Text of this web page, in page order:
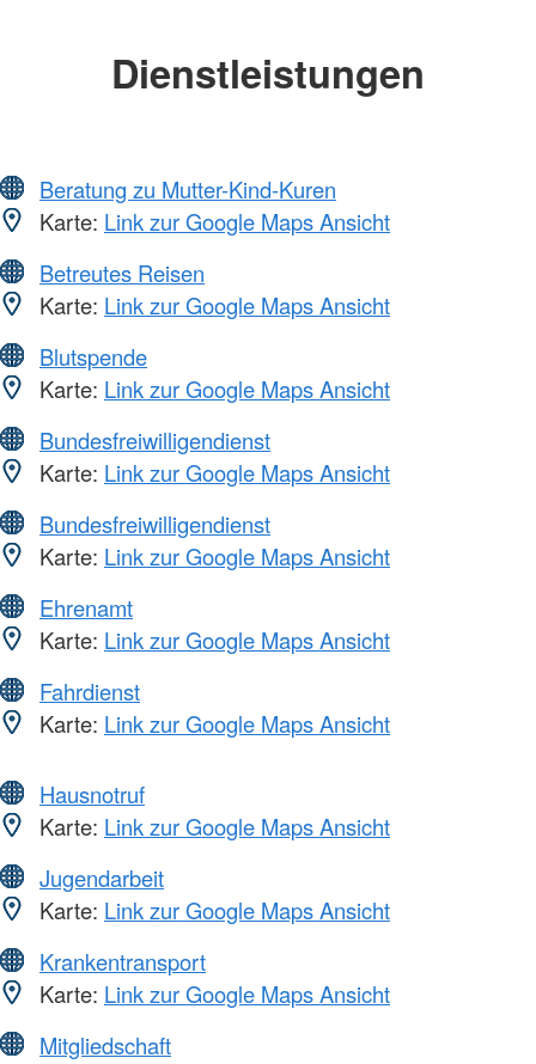
Dienstleistungen
Beratung zu Mutter-Kind-Kuren
Karte: Link zur Google Maps Ansicht
Betreutes Reisen
Karte: Link zur Google Maps Ansicht
Blutspende
Karte: Link zur Google Maps Ansicht
Bundesfreiwilligendienst
Karte: Link zur Google Maps Ansicht
Bundesfreiwilligendienst
Karte: Link zur Google Maps Ansicht
Ehrenamt
Karte: Link zur Google Maps Ansicht
Fahrdienst
Karte: Link zur Google Maps Ansicht
Hausnotruf
Karte: Link zur Google Maps Ansicht
Jugendarbeit
Karte: Link zur Google Maps Ansicht
Krankentransport
Karte: Link zur Google Maps Ansicht
Mitgliedschaft